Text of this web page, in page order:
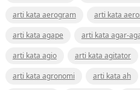
arti kata aerogram
arti kata
arti kata agape
arti kata agar-
arti kata agio
arti kata agitator
arti kata agronomi
arti kata ah